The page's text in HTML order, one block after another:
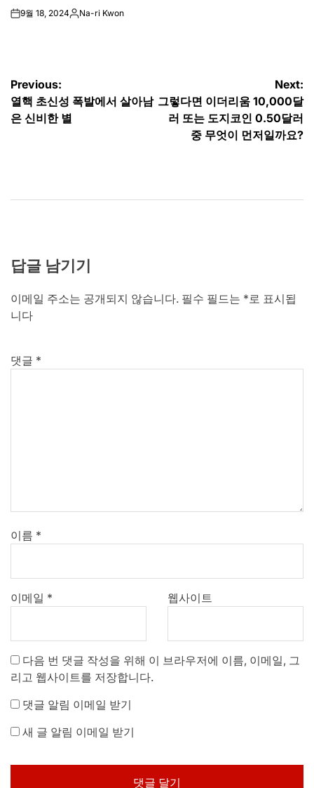
on9월 18, 2024Posted
Na-ri Kwon
글
탐
Previous:
열핵 초신성 폭발에서 살아남
은 신비한 별
Next:
그렇다면 이더리움 10,000달
러 또는 도지코인 0.50달러
중 무엇이 먼저일까요?
답글 남기기
이메일 주소는 공개되지 않습니다. 필수 필드는 * 로 표시됩
니다
댓글 *
이름 *
이메일 * 웹사이트
다음 번 댓글 작성을 위해 이 브라우저에 이름, 이메일, 그
리고 웹사이트를 저장합니다.
댓글 알림 이메일 받기
새 글 알림 이메일 받기